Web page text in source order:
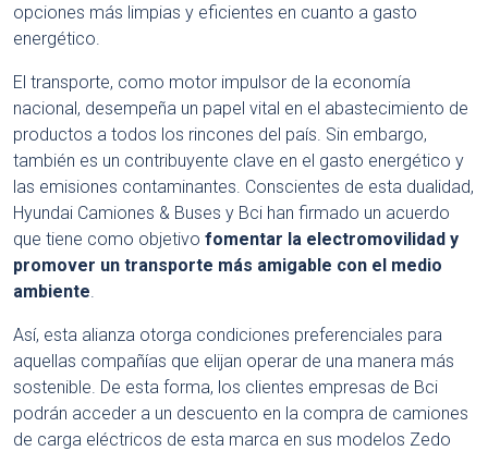
opciones más limpias y eficientes en cuanto a gasto
energético.
El transporte, como motor impulsor de la economía
nacional, desempeña un papel vital en el abastecimiento de
productos a todos los rincones del país. Sin embargo,
también es un contribuyente clave en el gasto energético y
las emisiones contaminantes. Conscientes de esta dualidad,
Hyundai Camiones & Buses y Bci han firmado un acuerdo
que tiene como objetivo fomentar la electromovilidad y
promover un transporte más amigable con el medio
ambiente.
Así, esta alianza otorga condiciones preferenciales para
aquellas compañías que elijan operar de una manera más
sostenible. De esta forma, los clientes empresas de Bci
podrán acceder a un descuento en la compra de camiones
de carga eléctricos de esta marca en sus modelos Zedo